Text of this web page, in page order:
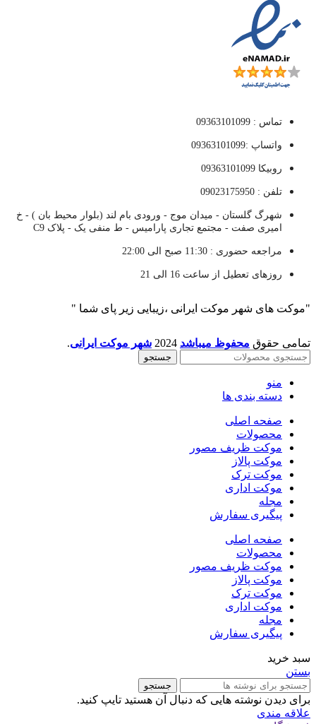
تماس : 09363101099
واتساپ :09363101099
روبیکا 09363101099
تلفن : 09023175950
شهرگ گلستان - میدان موج - ورودی بام لند (بلوار محیط بان ) - خ
امیری صفت - مجتمع تجاری پارامیس - ط منفی یک - پلاک C9
مراجعه حضوری : 11:30 صبح الی 22:00
روزهای تعطیل از ساعت 16 الی 21
"موکت های شهر موکت ایرانی ،زیبایی زیر پای شما "
تمامی حقوق محفوظ میباشد شهر موکت ایرانی.
جستجو
منو
دسته بندی ها
صفحه اصلی
محصولات
موکت ظریف مصور
موکت پالاز
موکت ترک
موکت اداری
مجله
پیگیری سفارش
صفحه اصلی
محصولات
موکت ظریف مصور
موکت پالاز
موکت ترک
موکت اداری
مجله
پیگیری سفارش
سبد خرید
بستن
جستجو
برای دیدن نوشته هایی که دنبال آن هستید تایپ کنید.
علاقه مندی